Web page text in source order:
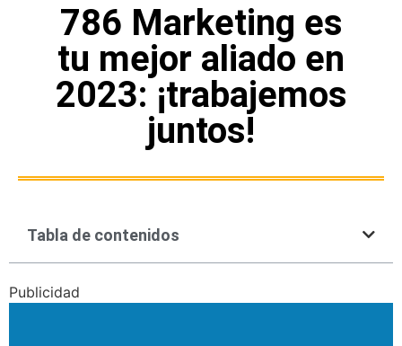
786 Marketing es
tu mejor aliado en
2023: ¡trabajemos
juntos!
Tabla de contenidos
Publicidad